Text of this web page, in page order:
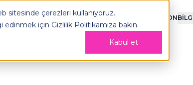
sitesinde çerezleri kullanıyoruz.
edinmek için Gizlilik Politikamıza bakın.
Kabul et
FULFILLMENT TEKNOLOJİ ENTEGRASYON